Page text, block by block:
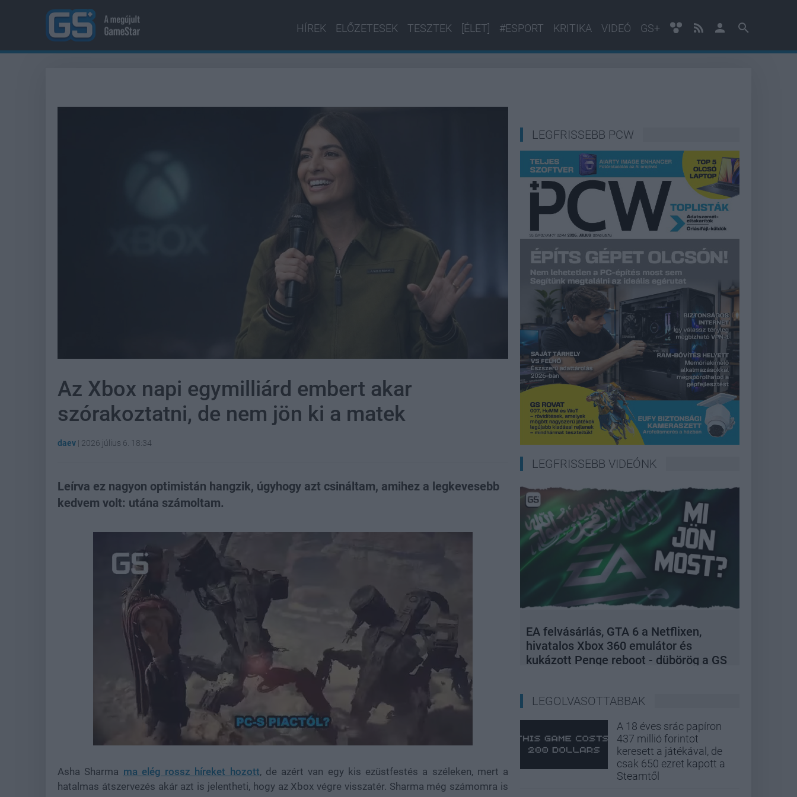
HÍREK ELŐZETESEK TESZTEK [ÉLET] #ESPORT KRITIKA VIDEÓ GS+
Az Xbox napi egymilliárd embert akar
szórakoztatni, de nem jön ki a matek
daev | 2026 július 6. 18:34
Leírva ez nagyon optimistán hangzik, úgyhogy azt csináltam, amihez a legkevesebb
kedvem volt: utána számoltam.
37.42%
Asha Sharma ma elég rossz híreket hozott, de azért van egy kis ezüstfestés a széleken, mert a
hatalmas átszervezés akár azt is jelentheti, hogy az Xbox végre visszatér. Sharma még számomra is
LEGFRISSEBB PCW
LEGFRISSEBB VIDEÓNK
EA felvásárlás, GTA 6 a Netflixen,
hivatalos Xbox 360 emulátor és
kukázott Penge reboot - dübörög a GS
LEGOLVASOTTABBAK
A 18 éves srác papíron
437 millió forintot
keresett a játékával, de
csak 650 ezret kapott a
Steamtől